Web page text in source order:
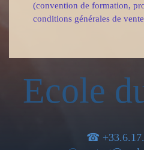
(convention de formation,
conditions générales de
Ecole
☎